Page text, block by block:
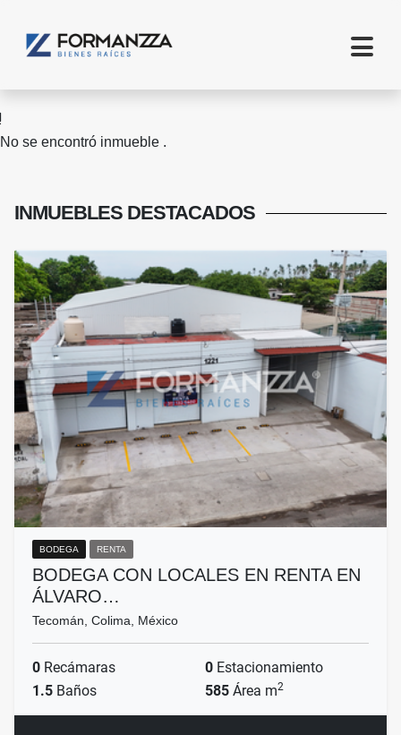
No se encontró inmueble .
INMUEBLES DESTACADOS
BODEGA RENTA
BODEGA CON LOCALES EN RENTA EN
ÁLVARO…
Tecomán, Colima, México
0 Recámaras 0 Estacionamiento
1.5 Baños 585 Área m2